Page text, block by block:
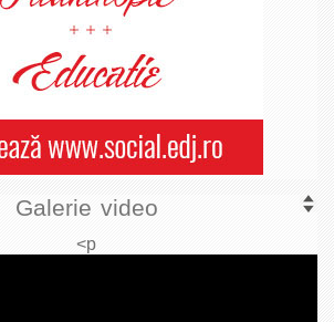
Galerie video
<p